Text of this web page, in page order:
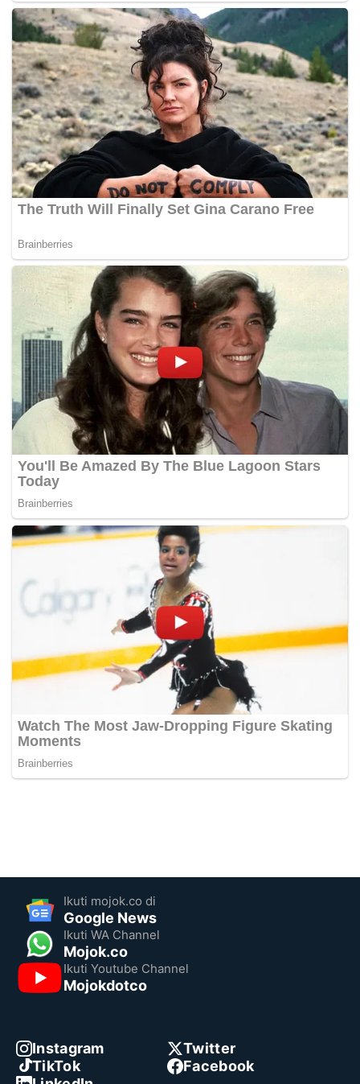
Ikuti mojok.co di
Google News
Ikuti WA Channel
Mojok.co
Ikuti Youtube Channel
Mojokdotco
Instagram
Twitter
TikTok
Facebook